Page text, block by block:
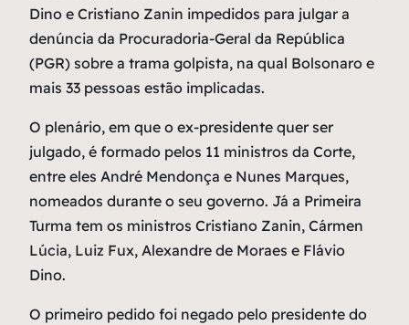
Dino e Cristiano Zanin impedidos para julgar a
denúncia da Procuradoria-Geral da República
(PGR) sobre a trama golpista, na qual Bolsonaro e
mais 33 pessoas estão implicadas.
O plenário, em que o ex-presidente quer ser
julgado, é formado pelos 11 ministros da Corte,
entre eles André Mendonça e Nunes Marques,
nomeados durante o seu governo. Já a Primeira
Turma tem os ministros Cristiano Zanin, Cármen
Lúcia, Luiz Fux, Alexandre de Moraes e Flávio
Dino.
O primeiro pedido foi negado pelo presidente do